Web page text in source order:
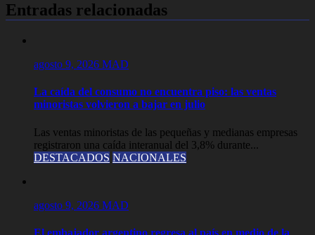
Entradas relacionadas
agosto 9, 2026 MAD
La caída del consumo no encuentra piso: las ventas
minoristas volvieron a bajar en julio
Las ventas minoristas de las pequeñas y medianas empresas
registraron una caída interanual del 3,8% durante...
DESTACADOS NACIONALES
agosto 9, 2026 MAD
El embajador argentino regresa al país en medio de la